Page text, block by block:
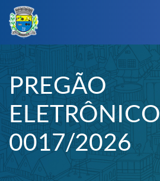
PREGÃO
ELETRÔNICO
0017/2026